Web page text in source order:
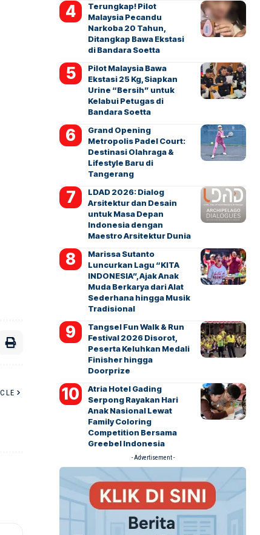
Terungkap! Pilot
Malaysia Pecandu
Narkoba 20 Tahun,
Ditangkap Bawa Ekstasi
di Bandara Soetta
Pilot Malaysia Bawa
Ekstasi 25 Kg, Siapkan
Urine “Bersih” untuk
Kelabui Petugas di
Bandara Soetta
Grand Opening
Metropolis Padel Court:
Destinasi Olahraga &
Lifestyle Baru di
Tangerang
LDAD 2026: Dialog
Arsitektur dan Desain
untuk Masa Depan
Indonesia dengan
Maestro Arsitektur Dunia
Marissa Sutanto
Luncurkan Lagu “KITA
INDONESIA”, Ajak Anak
Muda Berkarya dari Alat
Sederhana hingga Musik
Tradisional
Tangsel Fun Walk & Run
Festival 2026 Disorot,
Peserta Keluhkan Medali
Finisher hingga
Doorprize
Atria Hotel Gading
Serpong Rayakan Hari
Anak Nasional Lewat
Family Coloring
Competition Bersama
Greebel Indonesia
- Advertisement -